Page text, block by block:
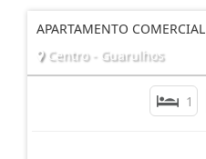
APARTAMENTO
Centro - Guarulhos
1